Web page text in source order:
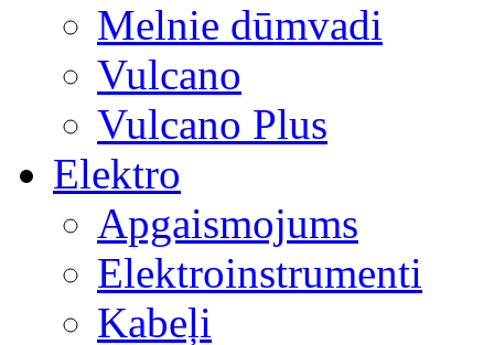
Melnie dūmvadi
Vulcano
Vulcano Plus
Elektro
Apgaismojums
Elektroinstrumenti
Kabeļi